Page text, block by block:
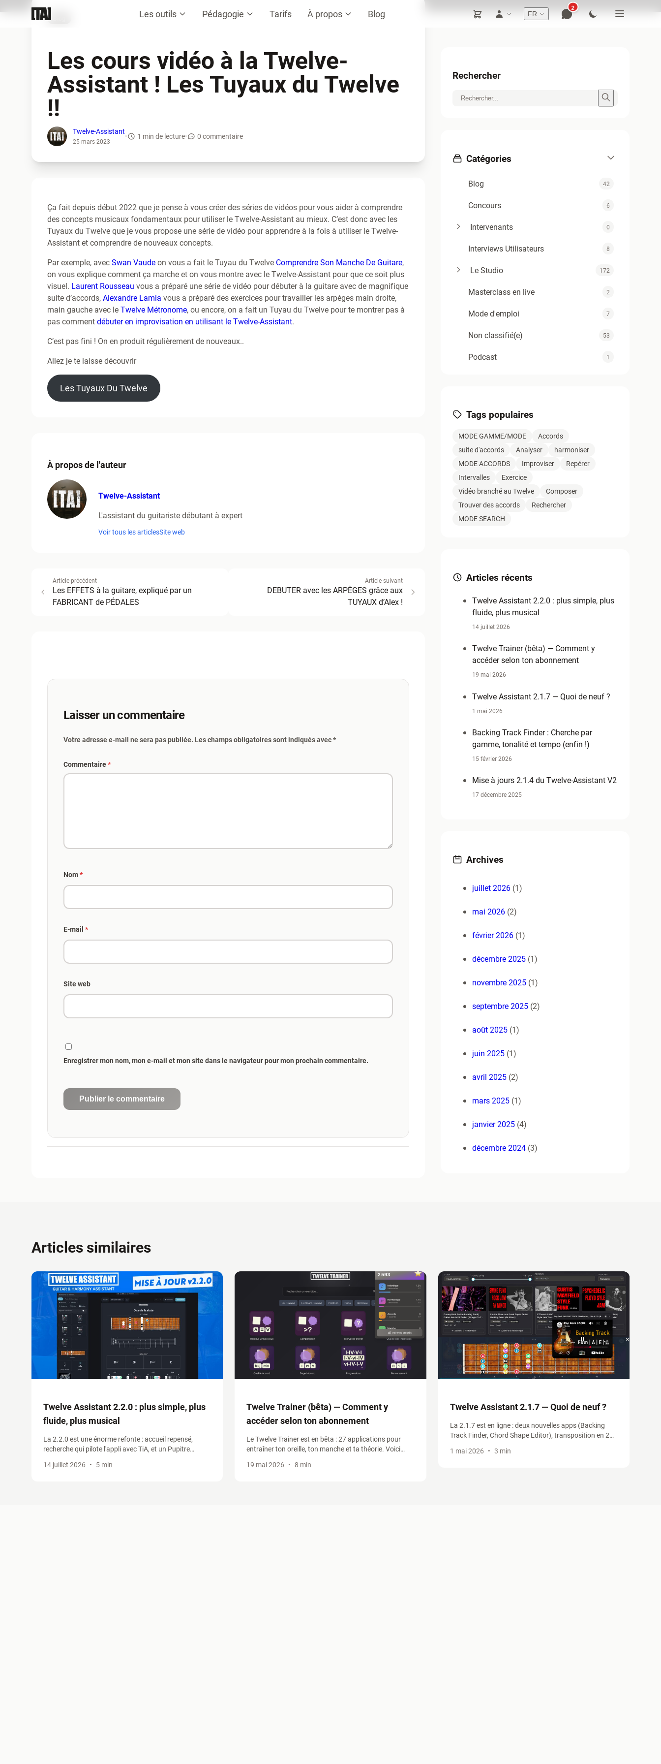
Les outils Pédagogie Tarifs À propos Blog FR
2
Les cours vidéo à la Twelve-
Assistant ! Les Tuyaux du Twelve
!!
Twelve-Assistant
25 mars 2023
• 1 min de lecture• 0 commentaire
Ça fait depuis début 2022 que je pense à vous créer des séries de vidéos pour vous aider à comprendre
des concepts musicaux fondamentaux pour utiliser le Twelve-Assistant au mieux. C’est donc avec les
Tuyaux du Twelve que je vous propose une série de vidéo pour apprendre à la fois à utiliser le Twelve-
Assistant et comprendre de nouveaux concepts.
Par exemple, avecSwan Vaudeon vous a fait le Tuyau du Twelve Comprendre Son Manche De Guitare,
on vous explique comment ça marche et on vous montre avec le Twelve-Assistant pour que ce soit plus
visuel. Laurent Rousseau vous a préparé une série de vidéo pour débuter à la guitare avec de magnifique
suite d’accords,Alexandre Lamia vous a préparé des exercices pour travailler les arpèges main droite,
main gauche avec leTwelve Métronome, ou encore, on a fait un Tuyau du Twelve pour te montrer pas à
pas commentdébuter en improvisation en utilisant le Twelve-Assistant.
C’est pas fini ! On en produit régulièrement de nouveaux..
Allez je te laisse découvrir
Les Tuyaux Du Twelve
À propos de l'auteur
Twelve-Assistant
L'assistant du guitariste débutant à expert
Voir tous les articlesSite web
Article précédent
Les EFFETS à la guitare, expliqué par un
FABRICANT de PÉDALES
Article suivant
DEBUTER avec les ARPÈGES grâce aux
TUYAUX d’Alex !
Laisser un commentaire
Votre adresse e-mail ne sera pas publiée. Les champs obligatoires sont indiqués avec *
Commentaire*
Nom*
E-mail *
Site web
Enregistrer mon nom, mon e-mail et mon site dans le navigateur pour mon prochain commentaire.
Publier le commentaire
Rechercher
Catégories
Blog 42
Concours 6
Intervenants 0
Interviews Utilisateurs 8
Le Studio 172
Masterclass en live 2
Mode d'emploi 7
Non classifié(e) 53
Podcast 1
Zold - Articles TAV1
Tags populaires
MODE GAMME/MODE
Accords
suite d'accords
Analyser
harmoniser
MODE ACCORDS
Improviser
Repérer
Intervalles
Exercice
Vidéo branché au Twelve
Composer
Trouver des accords
Rechercher
MODE SEARCH
Articles récents
Twelve Assistant 2.2.0 : plus simple, plus
fluide, plus musical
14 juillet 2026
Twelve Trainer (bêta) — Comment y
accéder selon ton abonnement
19 mai 2026
Twelve Assistant 2.1.7 — Quoi de neuf ?
1 mai 2026
Backing Track Finder : Cherche par
gamme, tonalité et tempo (enfin !)
15 février 2026
Mise à jours 2.1.4 du Twelve-Assistant V2
17 décembre 2025
Archives
juillet 2026 (1)
mai 2026 (2)
février 2026 (1)
décembre 2025 (1)
novembre 2025 (1)
septembre 2025 (2)
août 2025 (1)
juin 2025 (1)
avril 2025 (2)
mars 2025 (1)
janvier 2025 (4)
décembre 2024 (3)
Articles similaires
Twelve Assistant 2.2.0 : plus simple, plus
fluide, plus musical
La 2.2.0 est une énorme refonte : accueil repensé,
recherche qui pilote l'appli avec TiA, et un Pupitre
tablatures et générateur de progressions.
14 juillet 2026 • 5 min
Twelve Trainer (bêta) — Comment y
accéder selon ton abonnement
Le Twelve Trainer est en bêta : 27 applications pour
entraîner ton oreille, ton manche et ta théorie. Voici
du -30% sur le standalone pendant la bêta.
19 mai 2026 • 8 min
Twelve Assistant 2.1.7 — Quoi de neuf ?
La 2.1.7 est en ligne : deux nouvelles apps (Backing
Track Finder, Chord Shape Editor), transposition en 2
On fait le tour des nouveautés.
1 mai 2026 • 3 min